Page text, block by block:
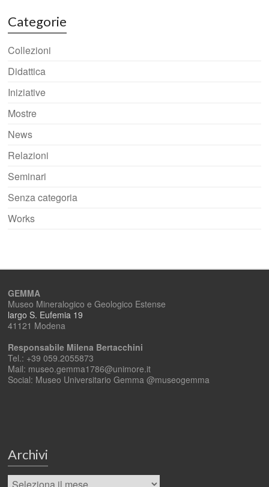
Categorie
Collezioni
Didattica
Iniziative
Mostre
News
Relazioni
Seminari
Senza categoria
Works
GEMMA
Museo Mineralogico e Geologico Estense
largo S. Eufemia 19
41121 Modena
Responsabile Milena Bertacchini
Tel.: +39 059.2055873
Mail: museo.gemma1786@unimore.it
Social: Museo Universitario Gemma @museogemma
Archivi